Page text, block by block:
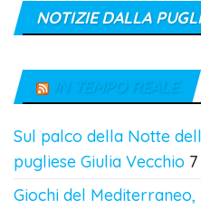
NOTIZIE DALLA
IN TEMPO REALE
Sul palco della Notte
pugliese Giulia Vecchio
Giochi del